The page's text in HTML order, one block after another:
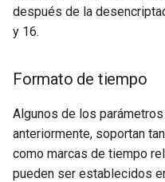
después de la
y 16.
Formato de tiempo
Algunos de los
anteriormente, soportan
como marcas de tiempo
pueden ser establecidos